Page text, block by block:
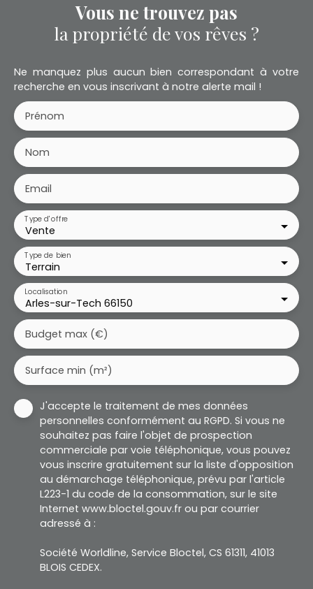
Vous ne trouvez pas
la propriété de vos rêves ?
Ne manquez plus aucun bien correspondant à votre
recherche en vous inscrivant à notre alerte mail !
Prénom
Nom
Email
Vente
Type d'offre
Terrain
Type de bien
Arles-sur-Tech 66150
Localisation
Budget max (€)
Surface min (m²)
J'accepte le traitement de mes données
personnelles conformément au RGPD. Si vous ne
souhaitez pas faire l'objet de prospection
commerciale par voie téléphonique, vous pouvez
vous inscrire gratuitement sur la liste d'opposition
au démarchage téléphonique, prévu par l'article
L223-1 du code de la consommation, sur le site
Internet www.bloctel.gouv.fr ou par courrier
adressé à :
Société Worldline, Service Bloctel, CS 61311, 41013
BLOIS CEDEX.